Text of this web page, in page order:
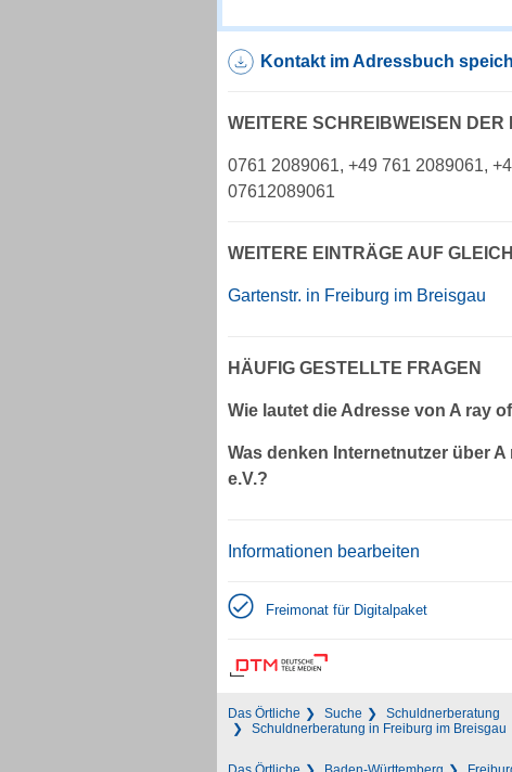
Kontakt im Adressbuch
WEITERE SCHREIBWEISEN DER
0761 2089061, +49 761 2089061,
07612089061
WEITERE EINTRÄGE AUF
Gartenstr. in Freiburg im Breisgau
HÄUFIG GESTELLTE FRAGEN
Wie lautet die Adresse von A ray
Was denken Internetnutzer über A
e.V.?
Informationen bearbeiten
Freimonat für Digitalpaket
Das Örtliche Suche
Schuldnerberatung
Schuldnerberatung in Freiburg im Breisgau